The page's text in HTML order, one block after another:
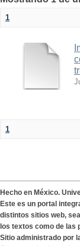
1
1
Hecho en México.
Este es un portal
distintos sitios web,
los textos como de
Sitio administrado por